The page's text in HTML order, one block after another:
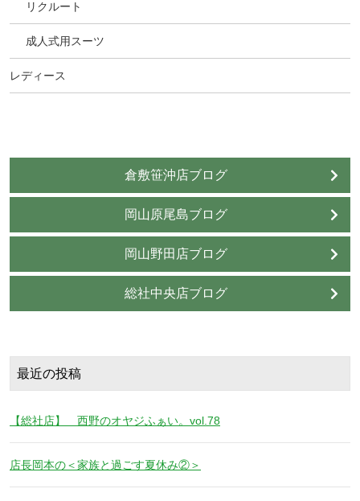
リクルート
成人式用スーツ
レディース
倉敷笹沖店ブログ
岡山原尾島ブログ
岡山野田店ブログ
総社中央店ブログ
最近の投稿
【総社店】 西野のオヤジふぁい。vol.78
店長岡本の＜家族と過ごす夏休み②＞